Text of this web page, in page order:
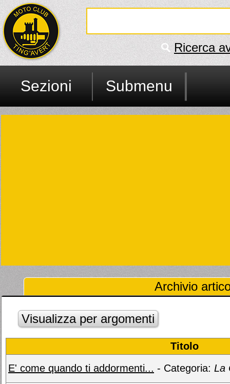
Ricerca
Sezioni Submenu
Archivio
Visualizza per argomenti
Titolo
E' come quando ti addormenti... - Categoria: La